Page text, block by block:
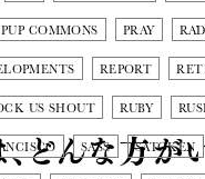
COMMONS PRAY
REPORT
US SHOUT RUBY
SASS SATOKEN
どんな方が